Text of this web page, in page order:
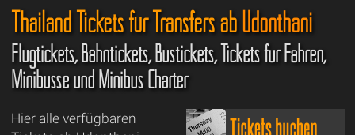
Thailand Tickets für Transfers abUdonthani
Flugtickets, Bahntickets, Bustickets, Tickets für Fähren,
Minibusse und Minibus Charter
Hier alle verfügbaren